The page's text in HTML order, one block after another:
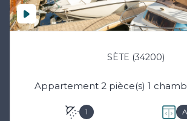
SÈTE (34200)
1